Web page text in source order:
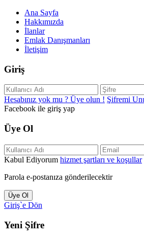
Ana Sayfa
Hakkımızda
İlanlar
Emlak Danışmanları
İletişim
Giriş
Hesabınız yok mu ? Üye olun ! Şifremi
Facebook ile giriş yap
Üye Ol
Kabul Ediyorum hizmet şartları ve koşullar
Parola e-postanıza gönderilecektir
Üye Ol
Giriş`e Dön
Yeni Şifre